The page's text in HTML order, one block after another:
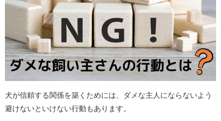
犬が信頼する関係を築くためには、ダメな主人にならないよう
避けないといけない行動もあります。